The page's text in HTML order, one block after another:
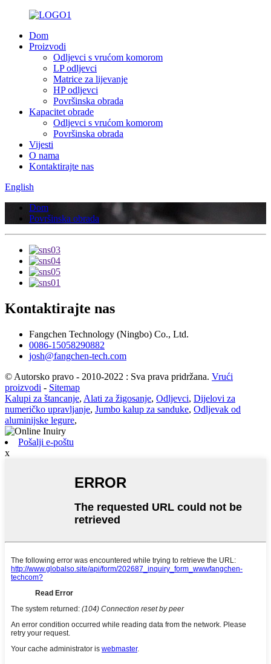
Dom
Proizvodi
Odljevci s vrućom komorom
LP odljevci
Matrice za lijevanje
HP odljevci
Površinska obrada
Kapacitet obrade
Odljevci s vrućom komorom
Površinska obrada
Vijesti
O nama
Kontaktirajte nas
English
Dom
Površinska obrada
Kontaktirajte nas
Fangchen Technology (Ningbo) Co., Ltd.
0086-15058290882
josh@fangchen-tech.com
© Autorsko pravo - 2010-2022 : Sva prava pridržana. Vrući
proizvodi - Sitemap
Kalupi za štancanje, Alati za žigosanje, Odljevci, Dijelovi za
numeričko upravljanje, Jumbo kalup za sanduke, Odljevak od
aluminijske legure,
Pošalji e-poštu
x